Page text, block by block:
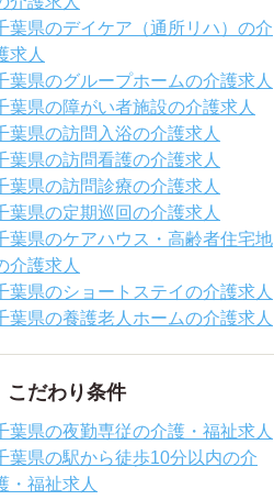
葉県のデイケア（通所リハ）の介
求人
葉県のグループホームの介護求人
葉県の障がい者施設の介護求人
葉県の訪問入浴の介護求人
葉県の訪問看護の介護求人
葉県の訪問診療の介護求人
葉県の定期巡回の介護求人
葉県のケアハウス・高齢者住宅地
介護求人
葉県のショートステイの介護求人
葉県の養護老人ホームの介護求人
こだわり条件
葉県の夜勤専従の介護・福祉求人
葉県の駅から徒歩10分以内の介
・福祉求人